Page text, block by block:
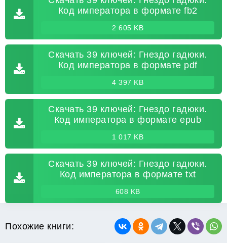
Код императора в формате fb2
2 605 KB
Скачать 39 ключей: Гнездо гадюки.
Код императора в формате pdf
4 397 KB
Скачать 39 ключей: Гнездо гадюки.
Код императора в формате epub
1 017 KB
Скачать 39 ключей: Гнездо гадюки.
Код императора в формате txt
608 KB
Похожие книги: